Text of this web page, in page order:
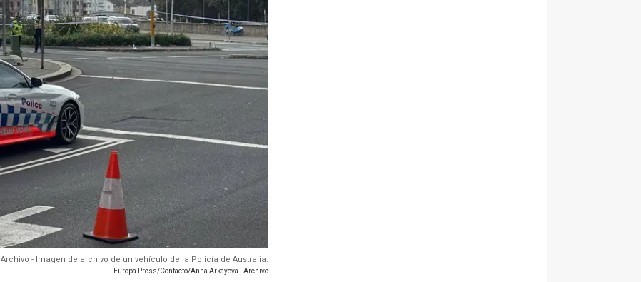
Archivo - Imagen de archivo de un vehículo de la Policía de Australia.
- Europa Press/Contacto/Anna Arkayeva - Archivo